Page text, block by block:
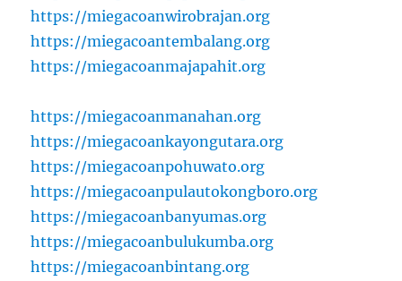
https://miegacoanwirobrajan.org
https://miegacoantembalang.org
https://miegacoanmajapahit.org
https://miegacoanmanahan.org
https://miegacoankayongutara.org
https://miegacoanpohuwato.org
https://miegacoanpulautokongboro.org
https://miegacoanbanyumas.org
https://miegacoanbulukumba.org
https://miegacoanbintang.org